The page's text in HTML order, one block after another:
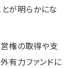
が明らかにな
権の取得や支
有力ファンドに